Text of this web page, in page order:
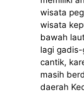
wisata
wisata
bawah
lagi
cantik,
masih
daerah